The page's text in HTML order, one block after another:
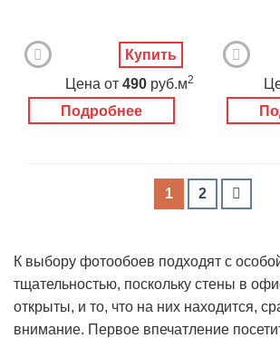
Подробнее
Цена от 490 руб.м2
Купить
1 2
К выбору фотообоев подходят с
тщательностью, поскольку стены в
открыты, и то, что на них находится,
внимание. Первое впечатление